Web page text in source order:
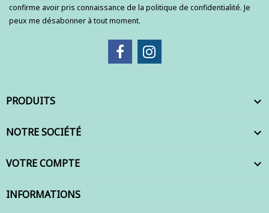
confirme avoir pris connaissance de la politique de confidentialité. Je
peux me désabonner à tout moment.
PRODUITS 
NOTRE SOCIÉTÉ 
VOTRE COMPTE 
INFORMATIONS